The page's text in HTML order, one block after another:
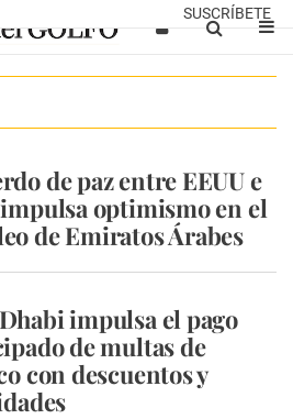
SUSCRÍBETE
de paz entre EEUU e
optimismo en el
de Emiratos Árabes
impulsa el pago
de multas de
con descuentos y